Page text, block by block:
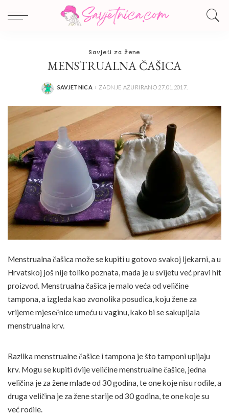
Savjeti za žene
MENSTRUALNA ČAŠICA
POSTED
SAVJETNICA ZADNJE AŽURIRANO 27.01.2017.
Menstrualna čašica može se kupiti u gotovo svakoj ljekarni, a u
Hrvatskoj još nije toliko poznata, mada je u svijetu već pravi hit
proizvod. Menstrualna čašica je malo veća od veličine
tampona, a izgleda kao zvonolika posudica, koju žene za
vrijeme mjesečnice umeću u vaginu, kako bi se sakupljala
menstrualna krv.
Razlika menstrualne čašice i tampona je što tamponi upijaju
krv. Mogu se kupiti dvije veličine menstrualne čašice, jedna
veličina je za žene mlađe od 30 godina, te one koje nisu rodile, a
druga veličina je za žene starije od 30 godina, te one koje su
već rodile.